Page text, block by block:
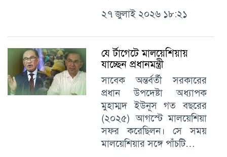
২৭ জুলাই ২০২৬ ১৮:২১
যে র্টাগেটে মালয়েশিয়ায়
যাচ্ছেন প্রধানমন্ত্রী
সাবেক অন্তর্বর্তী সরকারের
প্রধান উপদেষ্টা অধ্যাপক
মুহাম্মদ ইউনূস গত বছরের
(২০২৫) আগস্টে মালয়েশিয়া
সফর করেছিলন। সে সময়
মালয়েশিয়ার সঙ্গে পাঁচটি…